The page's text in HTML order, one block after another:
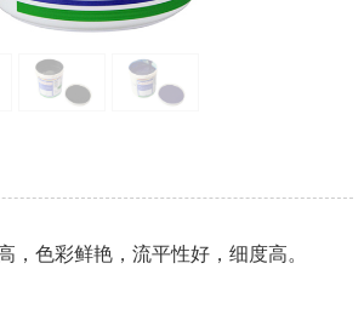
，色彩鲜艳，流平性好，细度高。